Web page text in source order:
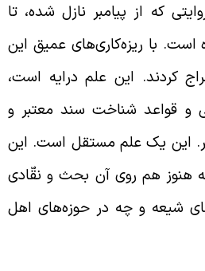
که از پیامبر نازل شده، تا
با ریزه‌کاری‌های عمیق این
کردند. این علم درایه است،
قواعد شناخت سند معتبر و
این یک علم مستقل است. این‌
هنوز هم روی آن بحث و نقّادی
شیعه و چه در حوزه‌های اهل